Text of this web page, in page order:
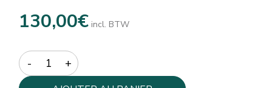
130,00€ incl. BTW
Quantity